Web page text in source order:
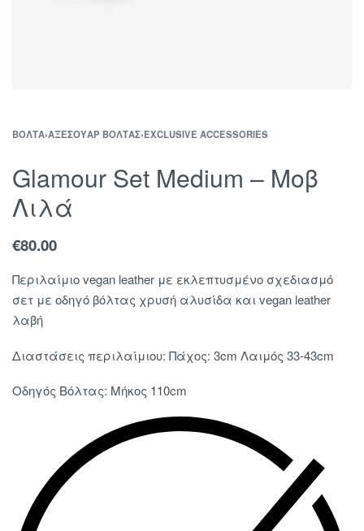
ΒΌΛΤΑ›ΑΞΕΣΟΥΆΡ ΒΌΛΤΑΣ›EXCLUSIVE ACCESSORIES
Glamour Set Medium – Μοβ
Λιλά
€80.00
Περιλαίμιο vegan leather με εκλεπτυσμένο σχεδιασμό
σετ με οδηγό βόλτας χρυσή αλυσίδα και vegan leather
λαβή
Διαστάσεις περιλαίμιου: Πάχος: 3cm Λαιμός 33-43cm
Oδηγός Βόλτας: Μήκος 110cm